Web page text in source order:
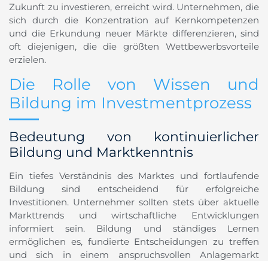
Zukunft zu investieren, erreicht wird. Unternehmen, die
sich durch die Konzentration auf Kernkompetenzen
und die Erkundung neuer Märkte differenzieren, sind
oft diejenigen, die die größten Wettbewerbsvorteile
erzielen.
Die Rolle von Wissen und
Bildung im Investmentprozess
Bedeutung von kontinuierlicher
Bildung und Marktkenntnis
Ein tiefes Verständnis des Marktes und fortlaufende
Bildung sind entscheidend für erfolgreiche
Investitionen. Unternehmer sollten stets über aktuelle
Markttrends und wirtschaftliche Entwicklungen
informiert sein. Bildung und ständiges Lernen
ermöglichen es, fundierte Entscheidungen zu treffen
und sich in einem anspruchsvollen Anlagemarkt